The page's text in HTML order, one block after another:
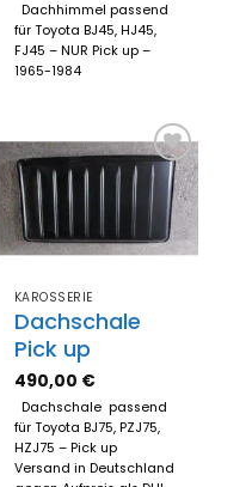
Dachhimmel passend
für Toyota BJ45, HJ45,
FJ45 – NUR Pick up –
1965-1984
Zum
Merkzettel
hinzufügen
KAROSSERIE
Dachschale
Pick up
490,00 €
Dachschale passend
für Toyota BJ75, PZJ75,
HZJ75 – Pick up
Versand in Deutschland